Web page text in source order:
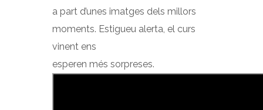
a part d’unes imatges dels millors
moments. Estigueu alerta, el curs
vinent ens
esperen més sorpreses.